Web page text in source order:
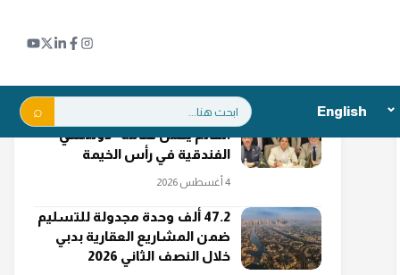
English بحث:
إطلاق أول مشروع سكني في
العالم يحمل علامة "دولتشي"
الفندقية في رأس الخيمة
4 أغسطس 2026
47.2 ألف وحدة مجدولة للتسليم
ضمن المشاريع العقارية بدبي
خلال النصف الثاني 2026